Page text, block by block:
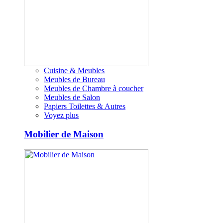
Cuisine & Meubles
Meubles de Bureau
Meubles de Chambre à coucher
Meubles de Salon
Papiers Toilettes & Autres
Voyez plus
Mobilier de Maison